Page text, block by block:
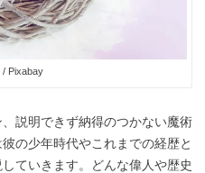
/ Pixabay
説明できず納得のつかない魔術
の少年時代やこれまでの経歴と
ていきます。どんな偉人や歴史